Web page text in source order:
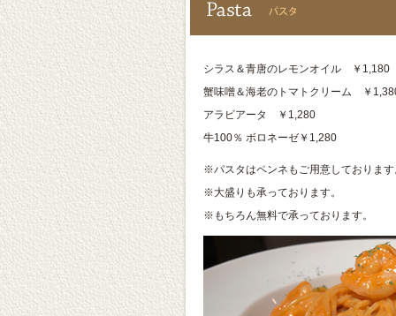
シラス＆青唐のレモンオイル ￥1,180
蟹味噌＆海老のトマトクリーム ￥
アラビアータ ￥1,280
牛100％ ボロネーゼ￥1,280
※パスタはペンネもご用意しております
※大盛りも承っております。
※もちろん無料で承っております。